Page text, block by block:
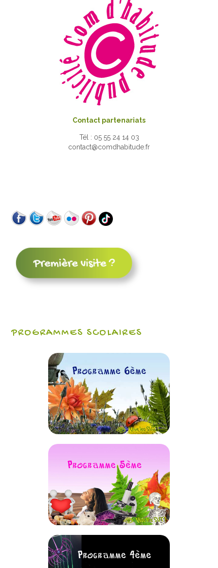
Contact partenariats
Tél : 05 55 24 14 03
contact@comdhabitude.fr
PROGRAMMES SCOLAIRES